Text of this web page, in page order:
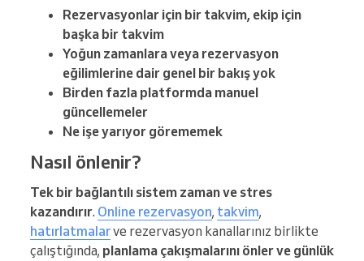
Rezervasyonlar için bir takvim, ekip için
başka bir takvim
Yoğun zamanlara veya rezervasyon
eğilimlerine dair genel bir bakış yok
Birden fazla platformda manuel
güncellemeler
Ne işe yarıyor görememek
Nasıl önlenir?
Tek bir bağlantılı sistem zaman ve stres
kazandırır. Online rezervasyon, takvim,
hatırlatmalarve rezervasyon kanallarınız birlikte
çalıştığında, planlama çakışmalarını önler ve günlük